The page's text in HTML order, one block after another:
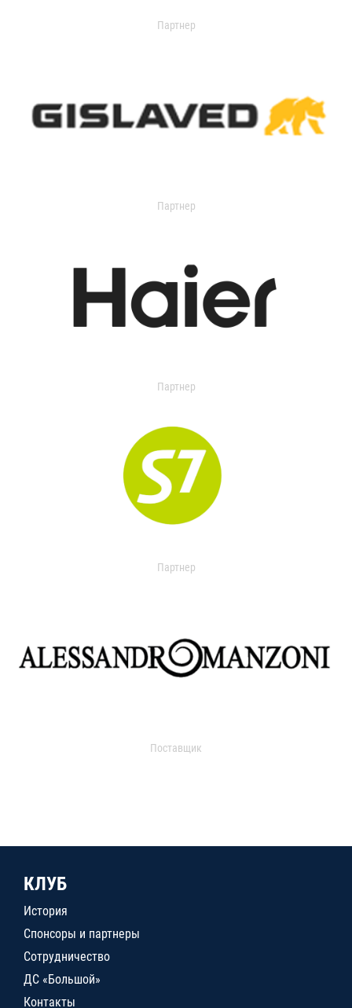
Партнер
Партнер
Партнер
Партнер
Поставщик
КЛУБ
История
Спонсоры и партнеры
Сотрудничество
ДС «Большой»
Контакты